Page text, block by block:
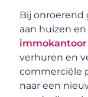
Bij onroerend
aan huizen
immokantoor
verhuren en
commerciële
naar een